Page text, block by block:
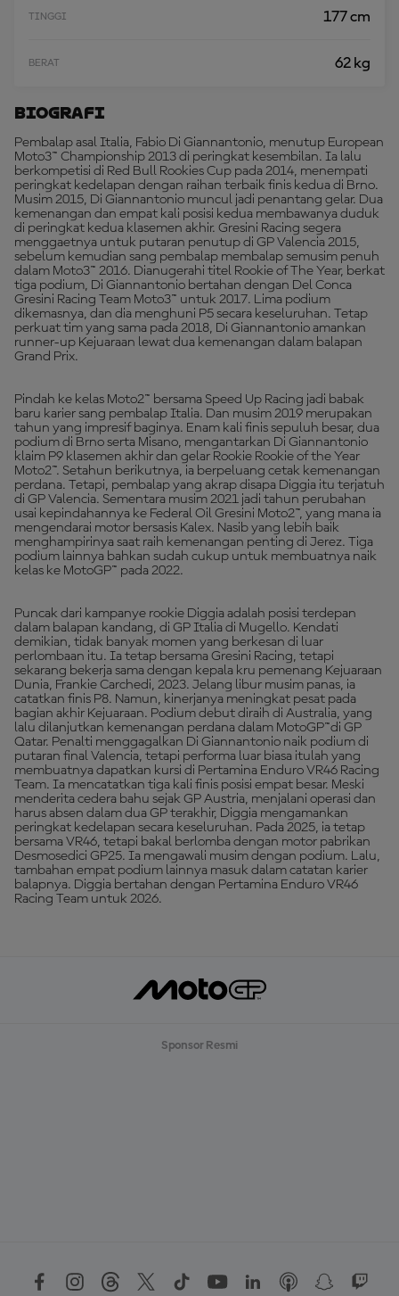
TINGGI 177 cm
BERAT 62 kg
Biografi
Pembalap asal Italia, Fabio Di Giannantonio, menutup European
Moto3™ Championship 2013 di peringkat kesembilan. Ia lalu
berkompetisi di Red Bull Rookies Cup pada 2014, menempati
peringkat kedelapan dengan raihan terbaik finis kedua di Brno.
Musim 2015, Di Giannantonio muncul jadi penantang gelar. Dua
kemenangan dan empat kali posisi kedua membawanya duduk
di peringkat kedua klasemen akhir. Gresini Racing segera
menggaetnya untuk putaran penutup di GP Valencia 2015,
sebelum kemudian sang pembalap membalap semusim penuh
dalam Moto3™ 2016. Dianugerahi titel Rookie of The Year, berkat
tiga podium, Di Giannantonio bertahan dengan Del Conca
Gresini Racing Team Moto3™ untuk 2017. Lima podium
dikemasnya, dan dia menghuni P5 secara keseluruhan. Tetap
perkuat tim yang sama pada 2018, Di Giannantonio amankan
runner-up Kejuaraan lewat dua kemenangan dalam balapan
Grand Prix.
Pindah ke kelas Moto2™ bersama Speed Up Racing jadi babak
baru karier sang pembalap Italia. Dan musim 2019 merupakan
tahun yang impresif baginya. Enam kali finis sepuluh besar, dua
podium di Brno serta Misano, mengantarkan Di Giannantonio
klaim P9 klasemen akhir dan gelar Rookie Rookie of the Year
Moto2™. Setahun berikutnya, ia berpeluang cetak kemenangan
perdana. Tetapi, pembalap yang akrap disapa Diggia itu terjatuh
di GP Valencia. Sementara musim 2021 jadi tahun perubahan
usai kepindahannya ke Federal Oil Gresini Moto2™, yang mana ia
mengendarai motor bersasis Kalex. Nasib yang lebih baik
menghampirinya saat raih kemenangan penting di Jerez. Tiga
podium lainnya bahkan sudah cukup untuk membuatnya naik
kelas ke MotoGP™ pada 2022.
Puncak dari kampanye rookie Diggia adalah posisi terdepan
dalam balapan kandang, di GP Italia di Mugello. Kendati
demikian, tidak banyak momen yang berkesan di luar
perlombaan itu. Ia tetap bersama Gresini Racing, tetapi
sekarang bekerja sama dengan kepala kru pemenang Kejuaraan
Dunia, Frankie Carchedi, 2023. Jelang libur musim panas, ia
catatkan finis P8. Namun, kinerjanya meningkat pesat pada
bagian akhir Kejuaraan. Podium debut diraih di Australia, yang
lalu dilanjutkan kemenangan perdana dalam MotoGP™di GP
Qatar. Penalti menggagalkan Di Giannantonio naik podium di
putaran final Valencia, tetapi performa luar biasa itulah yang
membuatnya dapatkan kursi di Pertamina Enduro VR46 Racing
Team. Ia mencatatkan tiga kali finis posisi empat besar. Meski
menderita cedera bahu sejak GP Austria, menjalani operasi dan
harus absen dalam dua GP terakhir, Diggia mengamankan
peringkat kedelapan secara keseluruhan. Pada 2025, ia tetap
bersama VR46, tetapi bakal berlomba dengan motor pabrikan
Desmosedici GP25. Ia mengawali musim dengan podium. Lalu,
tambahan empat podium lainnya masuk dalam catatan karier
balapnya. Diggia bertahan dengan Pertamina Enduro VR46
Racing Team untuk 2026.
Sponsor Resmi